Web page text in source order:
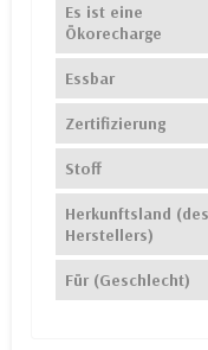
Es ist eine
Ökorecharge
Essbar
Zertifizierung
Stoff
Herkunftsland (des
Herstellers)
Für (Geschlecht)